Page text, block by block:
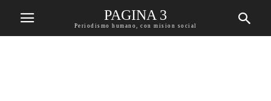
PAGINA 3
Periodismo humano, con mision social